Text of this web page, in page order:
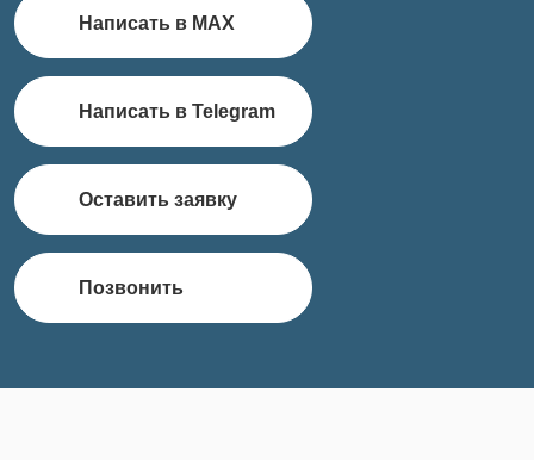
Написать в MAX
Написать в Telegram
Оставить заявку
Позвонить